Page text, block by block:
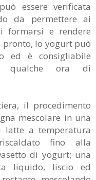
essere verificata
da permettere ai
formarsi e rendere
lo yogurt può
ed è consigliabile
qualche ora di
il procedimento
mescolare in una
a temperatura
fino alla
di yogurt; una
liquido, liscio ed